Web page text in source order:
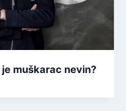
muškarac nevin?